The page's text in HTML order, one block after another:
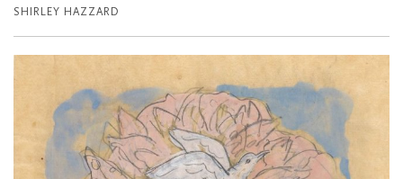
SHIRLEY HAZZARD